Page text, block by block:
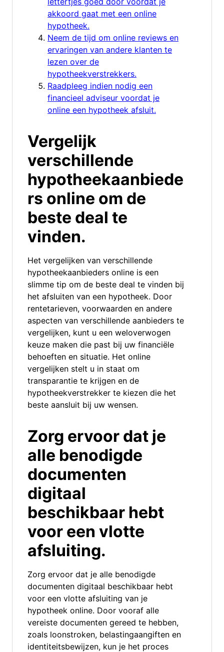
akkoord gaat met een online
hypotheek.
Neem de tijd om online reviews en
ervaringen van andere klanten te
lezen over de
hypotheekverstrekkers.
Raadpleeg indien nodig een
financieel adviseur voordat je
online een hypotheek afsluit.
Vergelijk
verschillende
hypotheekaanbiede
rs online om de
beste deal te
vinden.
Het vergelijken van verschillende
hypotheekaanbieders online is een
slimme tip om de beste deal te vinden bij
het afsluiten van een hypotheek. Door
rentetarieven, voorwaarden en andere
aspecten van verschillende aanbieders te
vergelijken, kunt u een weloverwogen
keuze maken die past bij uw financiële
behoeften en situatie. Het online
vergelijken stelt u in staat om
transparantie te krijgen en de
hypotheekverstrekker te kiezen die het
beste aansluit bij uw wensen.
Zorg ervoor dat je
alle benodigde
documenten
digitaal
beschikbaar hebt
voor een vlotte
afsluiting.
Zorg ervoor dat je alle benodigde
documenten digitaal beschikbaar hebt
voor een vlotte afsluiting van je
hypotheek online. Door vooraf alle
vereiste documenten gereed te hebben,
zoals loonstroken, belastingaangiften en
identiteitsbewijzen, kun je het proces